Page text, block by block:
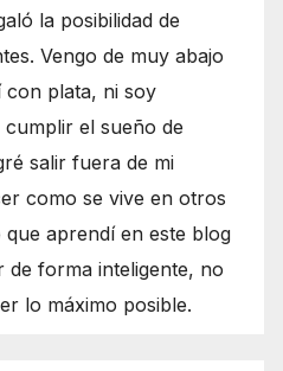
la posibilidad de
Vengo de muy abajo
con plata, ni soy
el sueño de
salir fuera de mi
como se vive en otros
aprendí en este blog
de forma inteligente, no
lo máximo posible.